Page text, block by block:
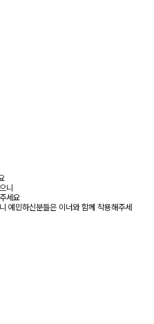
니
세요
예민하신분들은 이너와 함께 착용해주세